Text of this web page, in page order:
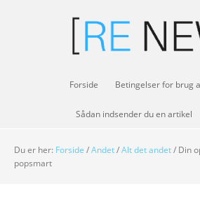
Forside Betingelser for brug
Sådan indsender du en artikel
Du er her: Forside /Andet/Alt det andet/ Din
popsmart